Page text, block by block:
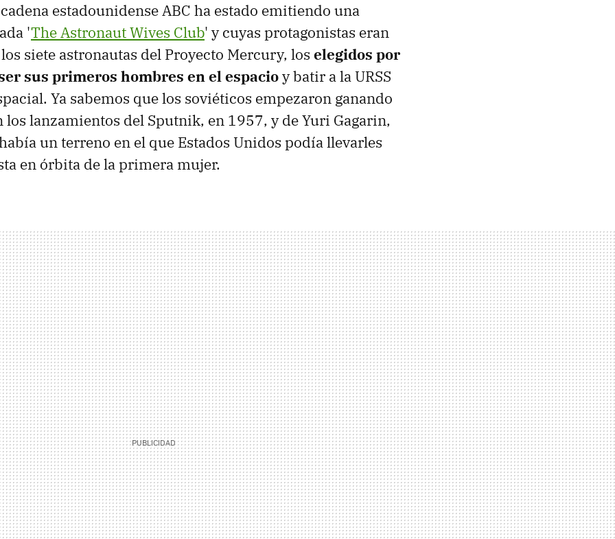
estadounidense ABC ha estado emitiendo una
'The Astronaut Wives Club' y cuyas protagonistas eran
siete astronautas del Proyecto Mercury, los elegidos por
sus primeros hombres en el espacioy batir a la URSS
Ya sabemos que los soviéticos empezaron ganando
los lanzamientos del Sputnik, en 1957, y de Yuri Gagarin,
un terreno en el que Estados Unidos podía llevarles
en órbita de la primera mujer.